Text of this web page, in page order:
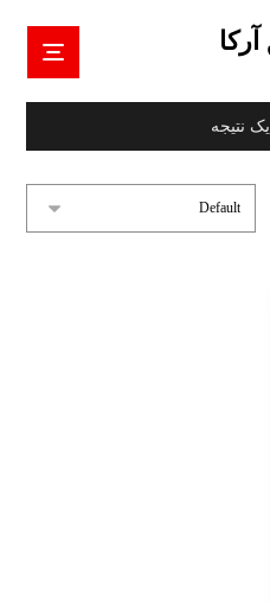
نتیجه